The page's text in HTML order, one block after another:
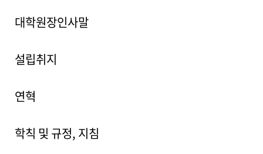
대학원장인사말
설립취지
연혁
학칙 및 규정, 지침